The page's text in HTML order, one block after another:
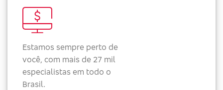
Estamos sempre perto de
você, com mais de 27 mil
especialistas em todo o
Brasil.